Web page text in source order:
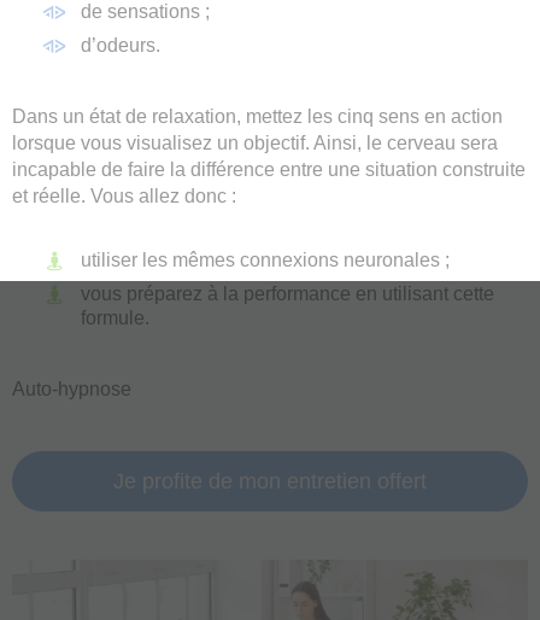
de sensations ;
d’odeurs.
Dans un état de relaxation, mettez les cinq sens en action
lorsque vous visualisez un objectif. Ainsi, le cerveau sera
incapable de faire la différence entre une situation construite
et réelle. Vous allez donc :
utiliser les mêmes connexions neuronales ;
vous préparez à la performance en utilisant cette
formule.
Auto-hypnose
Je profite de mon entretien offert